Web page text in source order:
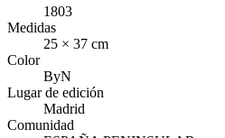
1803
Medidas
25 × 37 cm
Color
ByN
Lugar de edición
Madrid
Comunidad